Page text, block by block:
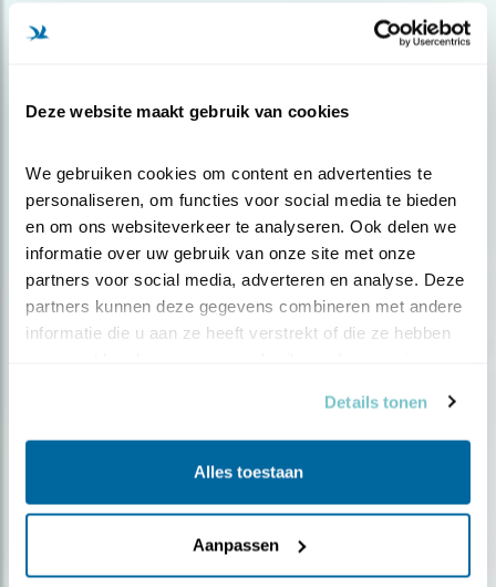
Deze website maakt gebruik van cookies
We gebruiken cookies om content en advertenties te
personaliseren, om functies voor social media te bieden
en om ons websiteverkeer te analyseren. Ook delen we
informatie over uw gebruik van onze site met onze
partners voor social media, adverteren en analyse. Deze
partners kunnen deze gegevens combineren met andere
informatie die u aan ze heeft verstrekt of die ze hebben
Details tonen
Alles toestaan
Aanpassen
Meld je aan en ontvang nieuws, inspiratie, acties en tips
over vogels en activiteiten van Vogelbescherming.
Ontvang 5 x Vogels voor € 36,00 per jaar
Vogels is het tijdschrift voor onze leden, met